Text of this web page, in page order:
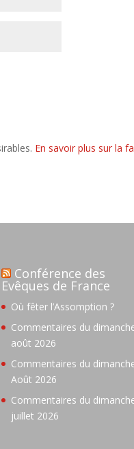
En savoir plus sur la
Conférence des
Evêques de France
Où fêter l’Assomption ?
Commentaires du
août 2026
Commentaires du
Août 2026
Commentaires du
juillet 2026